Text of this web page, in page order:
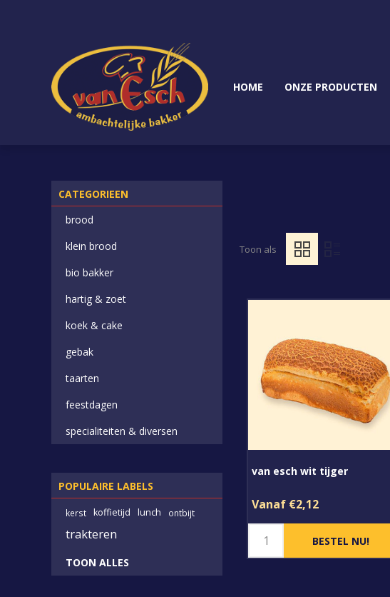
HOME ONZE PRODUCTEN
Toon als
van esch wit tijger
Vanaf €2,12
CATEGORIEEN
brood
klein brood
bio bakker
hartig & zoet
koek & cake
gebak
taarten
feestdagen
specialiteiten & diversen
POPULAIRE LABELS
kerst koffietijd lunch ontbijt
trakteren
TOON ALLES